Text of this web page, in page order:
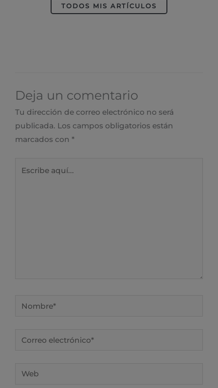
TODOS MIS ARTÍCULOS
Deja un comentario
Tu dirección de correo electrónico no será
publicada. Los campos obligatorios están
marcados con*
Nombre*
Correo
Web